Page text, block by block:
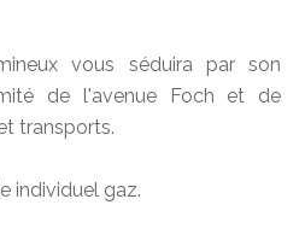
vous séduira par son
de l'avenue Foch et de
transports.
individuel gaz.